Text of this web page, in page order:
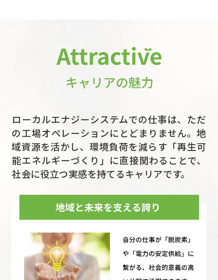
ローカルエナジーシステムでの仕事は、ただ
の工場オペレーションにとどまりません。地
域資源を活かし、環境負荷を減らす「再生可
能エネルギーづくり」に直接関わることで、
社会に役立つ実感を持てるキャリアです。